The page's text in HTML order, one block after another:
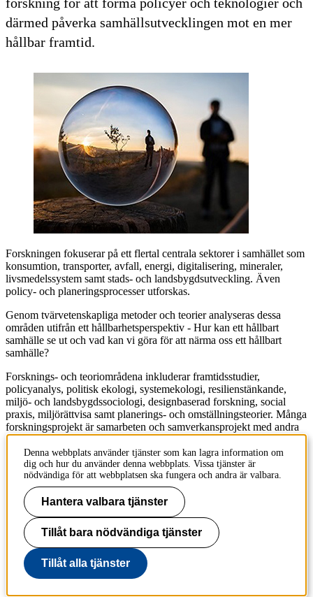
därmed påverka samhällsutvecklingen mot en mer
hållbar framtid.
Forskningen fokuserar på ett flertal centrala sektorer i samhället som
konsumtion, transporter, avfall, energi, digitalisering, mineraler,
livsmedelssystem samt stads- och landsbygdsutveckling. Även
policy- och planeringsprocesser utforskas.
Genom tvärvetenskapliga metoder och teorier analyseras dessa
områden utifrån ett hållbarhetsperspektiv - Hur kan ett hållbart
samhälle se ut och vad kan vi göra för att närma oss ett hållbart
samhälle?
Forsknings- och teoriområdena inkluderar framtidsstudier,
policyanalys, politisk ekologi, systemekologi, resilienstänkande,
miljö- och landsbygdssociologi, designbaserad forskning, social
praxis, miljörättvisa samt planerings- och omställningsteorier. Många
forskningsprojekt är samarbeten och samverkansprojekt med andra
universitet, myndigheter, icke-statliga organisationer och företag.
Personal på avdelningen för strategiska hållbarhetsstudier
Innehållsansvarig:
kommunikation-abe@kth.se
Tillhör
: Institutionen för hållbar utveckling, miljövetenskap och
teknik (SEED)
Senast ändrad
Denna webbplats använder tjänster som kan lagra information om
dig och hur du använder denna webbplats. Vissa tjänster är
nödvändiga för att webbplatsen ska fungera och andra är valbara.
Hantera valbara tjänster
Tillåt bara nödvändiga tjänster
Tillåt alla tjänster